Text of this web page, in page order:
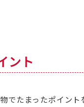
ント
でたまったポイン